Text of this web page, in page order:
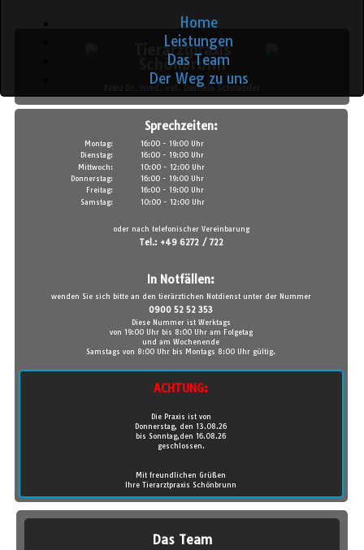
Home
Leistungen
Das Team
Der Weg zu uns
Tierarztpraxis
Schönbrunn
Frau Dr. med. vet. Daniela Schroeder
Sprechzeiten:
Montag:
16:00 - 19:00 Uhr
Dienstag:
16:00 - 19:00 Uhr
Mittwoch:
10:00 - 12:00 Uhr
Donnerstag:
16:00 - 19:00 Uhr
Freitag:
16:00 - 19:00 Uhr
Samstag:
10:00 - 12:00 Uhr
oder nach telefonischer Vereinbarung
Tel.: +49 6272 / 722
In Notfällen:
wenden Sie sich bitte an den tierärztichen Notdienst unter der Nummer
0900 52 52 353
Diese Nummer ist Werktags
von 19:00 Uhr bis 8:00 Uhr am Folgetag
und am Wochenende
Samstags von 8:00 Uhr bis Montags 8:00 Uhr gültig.
ACHTUNG:
Die Praxis ist von
Donnerstag, den 13.08.26
bis Sonntag,den 16.08.26
geschlossen.
Mit freundlichen Grüßen
Ihre Tierarztpraxis Schönbrunn
Das Team